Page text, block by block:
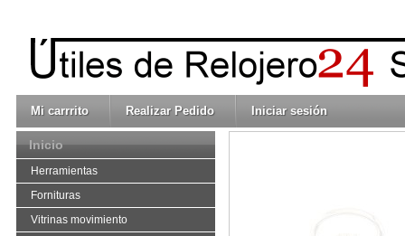
Mi carrrito Realizar Pedido Iniciar sesión
Inicio
Herramientas
Fornituras
Vitrinas movimiento